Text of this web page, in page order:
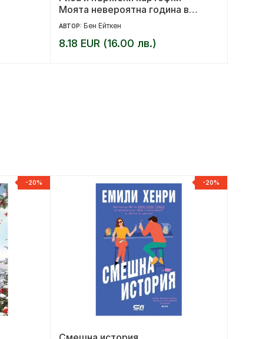
Моята невероятна година в
Полша
АВТОР: Бен Ейткен
8.18 EUR (16.00 лв.)
-20% -20%